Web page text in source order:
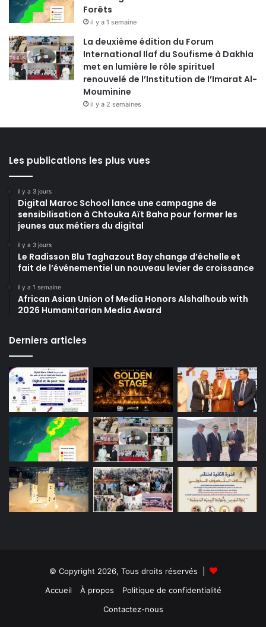
Forêts
il y a 1 semaine
La deuxième édition du Forum
International Ilaf du Soufisme à Dakhla
met en lumière le rôle spirituel
renouvelé de l’Institution de l’Imarat Al-
Mouminine
il y a 2 semaines
Les publications les plus vues
il y a 3 jours
Digital Maroc School lance une campagne de
sensibilisation à Chtouka Aït Baha pour former les
jeunes aux métiers du digital
il y a 3 jours
Le Radisson Blu Taghazout Bay change d’échelle et
fait de l’événementiel un nouveau levier de croissance
il y a 1 semaine
African Asian Union of Media Honors Alshalhoub with
2026 Humanitarian Media Award
Derniers articles
© Copyright 2026, Tous droits réservés |
Accueil
À propos
Politique de confidentialité
Contactez-nous